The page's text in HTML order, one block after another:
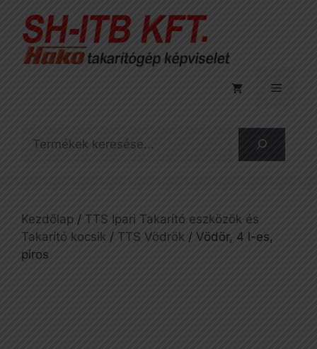
tartalomba
Menü
Kezdőlap / TTS Ipari Takarító eszközök és
Takarító kocsik / TTS Vödrök / Vödör, 4 l-es,
piros